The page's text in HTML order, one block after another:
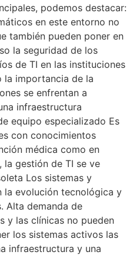
podemos destacar:
en este entorno no
también pueden poner en
la seguridad de los
de TI en las instituciones
la importancia de la
se enfrentan a
infraestructura
equipo especializado Es
con conocimientos
médica como en
gestión de TI se ve
Los sistemas y
evolución tecnológica y
Alta demanda de
y las clínicas no pueden
los sistemas activos las
infraestructura y una